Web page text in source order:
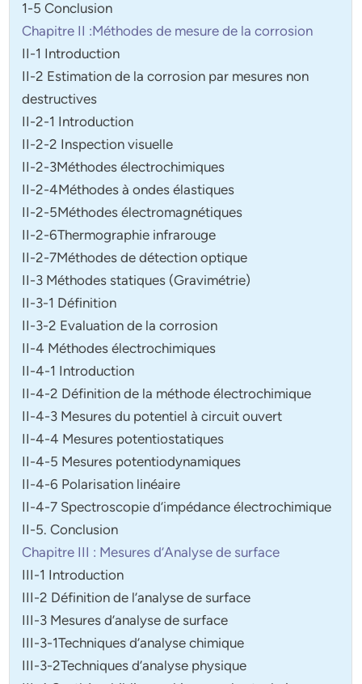
1-5 Conclusion
Chapitre II :Méthodes de mesure de la corrosion
II-1 Introduction
II-2 Estimation de la corrosion par mesures non
destructives
II-2-1 Introduction
II-2-2 Inspection visuelle
II-2-3Méthodes électrochimiques
II-2-4Méthodes à ondes élastiques
II-2-5Méthodes électromagnétiques
II-2-6Thermographie infrarouge
II-2-7Méthodes de détection optique
II-3 Méthodes statiques (Gravimétrie)
II-3-1 Définition
II-3-2 Evaluation de la corrosion
II-4 Méthodes électrochimiques
II-4-1 Introduction
II-4-2 Définition de la méthode électrochimique
II-4-3 Mesures du potentiel à circuit ouvert
II-4-4 Mesures potentiostatiques
II-4-5 Mesures potentiodynamiques
II-4-6 Polarisation linéaire
II-4-7 Spectroscopie d’impédance électrochimique
II-5. Conclusion
Chapitre III : Mesures d’Analyse de surface
III-1 Introduction
III-2 Définition de l’analyse de surface
III-3 Mesures d’analyse de surface
III-3-1Techniques d’analyse chimique
III-3-2Techniques d’analyse physique